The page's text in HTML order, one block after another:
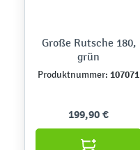
Große Rutsche 180,
grün
Produktnummer: 107071
199,90 €